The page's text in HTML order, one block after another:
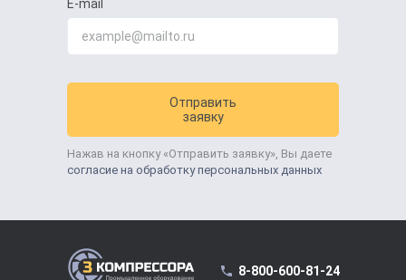
E-mail
Отправить
заявку
Нажав на кнопку «Отправить заявку», Вы даете
согласие на обработку персональных данных
8-800-600-81-24